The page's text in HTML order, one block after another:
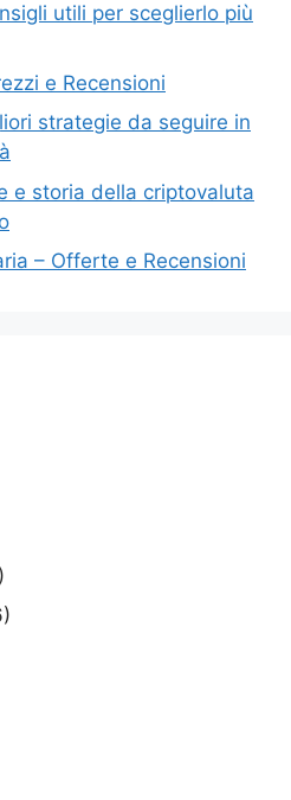
utili per sceglierlo più
e Recensioni
strategie da seguire in
e storia della criptovaluta
– Offerte e Recensioni